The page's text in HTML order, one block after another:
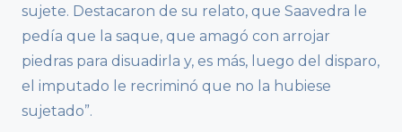
sujete. Destacaron de su relato, que Saavedra le
pedía que la saque, que amagó con arrojar
piedras para disuadirla y, es más, luego del disparo,
el imputado le recriminó que no la hubiese
sujetado”.